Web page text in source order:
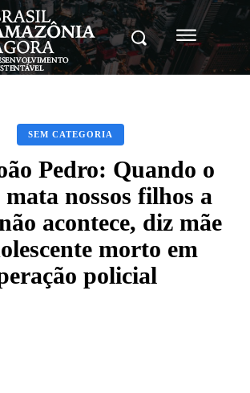
SEM CATEGORIA
Pedro: Quando o
nossos filhos a
acontece, diz mãe
morto em
policial